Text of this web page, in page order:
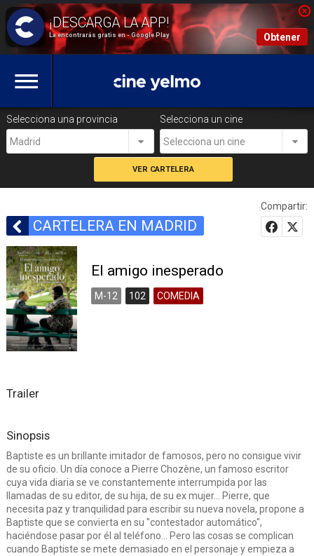
La encontrarás gratis en - Google Play Obtener
Selecciona una provincia
Madrid
Selecciona un cine
Selecciona un cine
CARTELERA EN MADRID
Compartir:
El amigo inesperado
M-12 102 COMEDIA
Trailer
Sinopsis
Baptiste es un brillante imitador de famosos, pero no consigue vivir
de su oficio. Un día conoce a Pierre Chozène, un famoso escritor
cuya vida diaria se ve constantemente interrumpida por las
llamadas de su editor, de su hija, de su ex mujer... Pierre, que
necesita paz y tranquilidad para escribir su nueva novela, propone a
Baptiste que se convierta en su "contestador automático",
haciéndose pasar por él al teléfono... Pero las cosas se complican
cuando Baptiste se mete demasiado en el personaje y empieza a